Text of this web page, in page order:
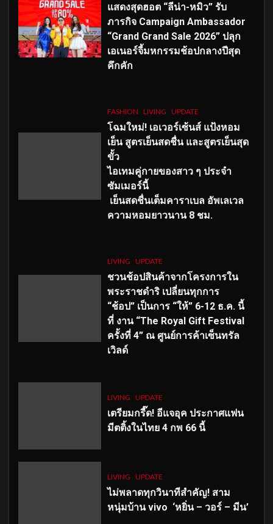
แสดงสุดฮอต “ลีน่า-หมิว” รับ
ภารกิจ Campaign Ambassador
“Grand Grand Sale 2026” ปลุก
เอเนอร์จี้มหกรรมช้อปกลางปีสุด
คึกคัก
FASHION LIVING UPDATE
โฉมใหม่! เอเวอร์เซ้นส์ แป้งหอม
เย็น สูตรเย็นสดชื่น และสูตรเย็นสุด
ขั้ว
ไอเทมคู่กายของสาว ๆ ประจำ
ซัมเมอร์นี้
เย็นสดชื่นเต็มคาราเบล อัพเลเวล
ความหอมยาวนาน 8 ชม.
LIVING UPDATE
ชวนช้อปสินค้าจากโครงการใน
พระราชดำริ เปลี่ยนทุกการ
“ช้อป” เป็นการ “ให้” 6-12 ธ.ค. นี้
ที่ งาน “The Royal Gift Festival
ครั้งที่ 4” ณ ศูนย์การค้าเซ็นทรัล
เวิลด์
LIVING UPDATE
เตรียมกรี๊ด! อีแจอุค ประกาศแฟน
มีตติ้งในไทย 4 กพ 66 นี้
LIVING UPDATE
ไม่พลาดทุกวินาทีสำคัญ! สาม
หนุ่มบ้าน vivo ‘หยิ่น – วอร์ – มีน’